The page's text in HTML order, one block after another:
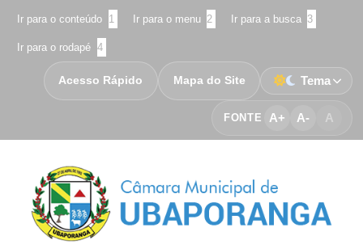
Ir para o conteúdo 1 Ir para o menu 2 Ir para a busca 3
Ir para o rodapé 4
FONTE A+ A- A
Acesso Rápido Mapa do Site Tema